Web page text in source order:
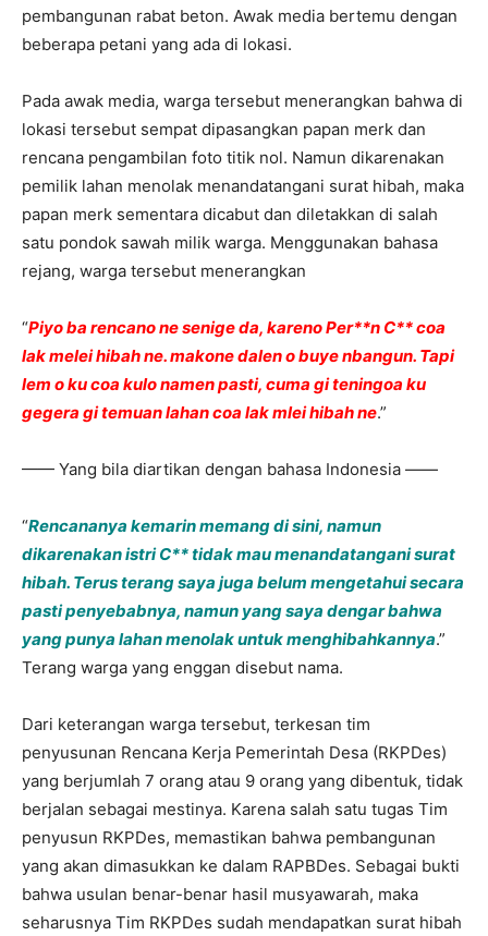
pembangunan rabat beton. Awak media bertemu dengan
beberapa petani yang ada di lokasi.
Pada awak media, warga tersebut menerangkan bahwa di
lokasi tersebut sempat dipasangkan papan merk dan
rencana pengambilan foto titik nol. Namun dikarenakan
pemilik lahan menolak menandatangani surat hibah, maka
papan merk sementara dicabut dan diletakkan di salah
satu pondok sawah milik warga. Menggunakan bahasa
rejang, warga tersebut menerangkan
“Piyo ba rencano ne senige da, kareno Per**n C** coa
lak melei hibah ne. makone dalen o buye nbangun. Tapi
lem o ku coa kulo namen pasti, cuma gi teningoa ku
gegera gi temuan lahan coa lak mlei hibah ne.”
—— Yang bila diartikan dengan bahasa Indonesia ——
“Rencananya kemarin memang di sini, namun
dikarenakan istri C** tidak mau menandatangani surat
hibah. Terus terang saya juga belum mengetahui secara
pasti penyebabnya, namun yang saya dengar bahwa
yang punya lahan menolak untuk menghibahkannya.”
Terang warga yang enggan disebut nama.
Dari keterangan warga tersebut, terkesan tim
penyusunan Rencana Kerja Pemerintah Desa (RKPDes)
yang berjumlah 7 orang atau 9 orang yang dibentuk, tidak
berjalan sebagai mestinya. Karena salah satu tugas Tim
penyusun RKPDes, memastikan bahwa pembangunan
yang akan dimasukkan ke dalam RAPBDes. Sebagai bukti
bahwa usulan benar-benar hasil musyawarah, maka
seharusnya Tim RKPDes sudah mendapatkan surat hibah